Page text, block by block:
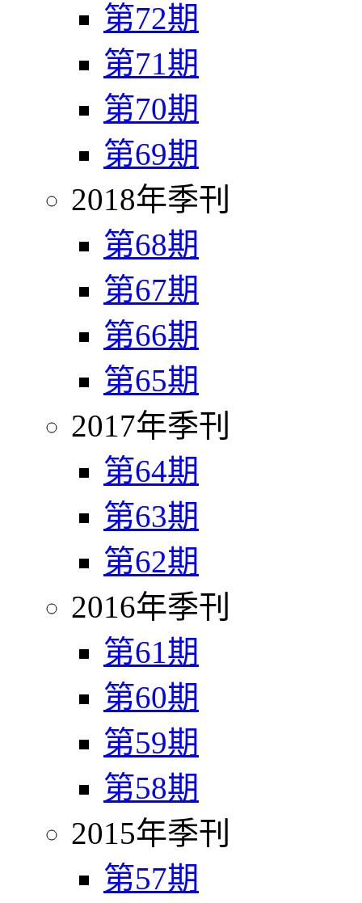
第72期
第71期
第70期
第69期
2018年季刊
第68期
第67期
第66期
第65期
2017年季刊
第64期
第63期
第62期
2016年季刊
第61期
第60期
第59期
第58期
2015年季刊
第57期